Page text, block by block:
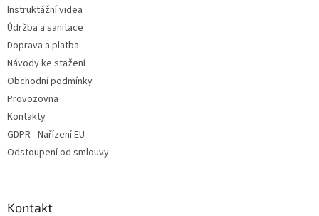
Instruktážní videa
Údržba a sanitace
Doprava a platba
Návody ke stažení
Obchodní podmínky
Provozovna
Kontakty
GDPR - Nařízení EU
Odstoupení od smlouvy
Kontakt